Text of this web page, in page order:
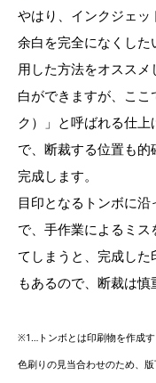
やはり、インクジェ
余白を完全になくし
用した方法をオスス
白ができますが、こ
ク）」と呼ばれる仕
で、断裁する位置も
完成します。
目印となるトンボに
で、手作業によるミ
てしまうと、完成し
もあるので、断裁は慎
※1…トンボとは印刷物を作成
色刷りの見当合わせのため、